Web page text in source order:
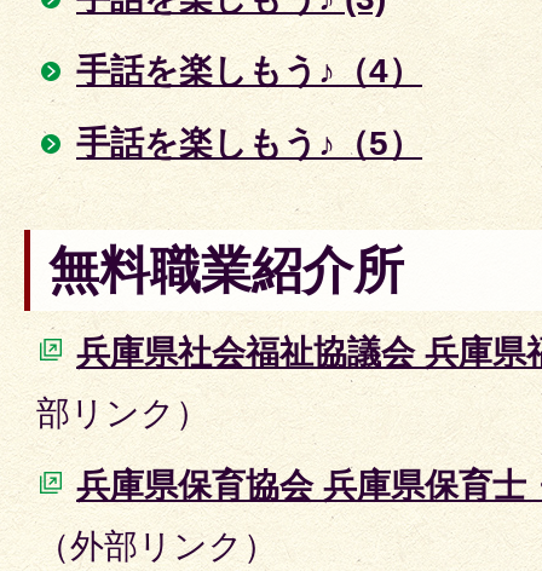
手話を楽しもう♪（4）
手話を楽しもう♪（5）
無料職業紹介所
兵庫県社会福祉協議会 兵庫県
部リンク）
兵庫県保育協会 兵庫県保育
（外部リンク）